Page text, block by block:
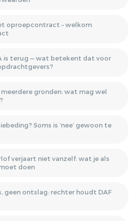
oproepcontract – welkom
is terug — wat betekent dat voor
gronden: wat mag wel
Soms is ‘nee’ gewoon te
verjaart niet vanzelf: wat je als
doen
geen ontslag: rechter houdt DAF